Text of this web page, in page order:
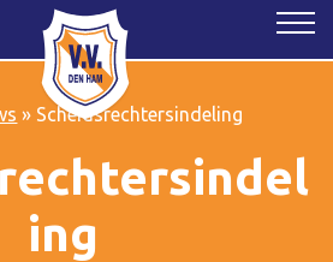
» Scheidsrechtersindeling
ing